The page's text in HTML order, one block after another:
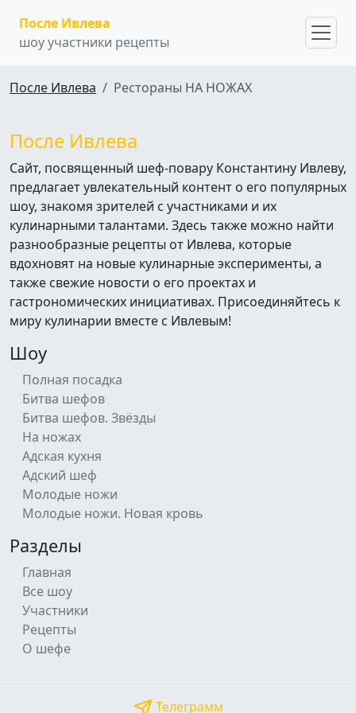
После Ивлева
шоу участники рецепты
После Ивлева Рестораны НА НОЖАХ
После Ивлева
Сайт, посвященный шеф-повару Константину Ивлеву,
предлагает увлекательный контент о его популярных
шоу, знакомя зрителей с участниками и их
кулинарными талантами. Здесь также можно найти
разнообразные рецепты от Ивлева, которые
вдохновят на новые кулинарные эксперименты, а
также свежие новости о его проектах и
гастрономических инициативах. Присоединяйтесь к
миру кулинарии вместе с Ивлевым!
Шоу
Полная посадка
Битва шефов
Битва шефов. Звёзды
На ножах
Адская кухня
Адский шеф
Молодые ножи
Молодые ножи. Новая кровь
Разделы
Главная
Все шоу
Участники
Рецепты
О шефе
Телеграмм